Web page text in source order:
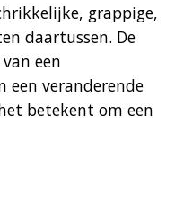
grappige,
daartussen. De
een
een veranderende
betekent om een